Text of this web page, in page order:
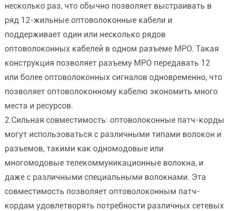
несколько раз, что обычно позволяет выстраивать в
ряд 12-жильные оптоволоконные кабели и
поддерживает один или несколько рядов
оптоволоконных кабелей в одном разъеме MPO. Такая
конструкция позволяет разъему MPO передавать 12
или более оптоволоконных сигналов одновременно, что
позволяет оптоволоконному кабелю экономить много
места и ресурсов.
2.Сильная совместимость: оптоволоконные патч-корды
могут использоваться с различными типами волокон и
разъемов, такими как одномодовые или
многомодовые телекоммуникационные волокна, и
даже с различными специальными волокнами. Эта
совместимость позволяет оптоволоконным патч-
кордам удовлетворять потребности различных сетевых